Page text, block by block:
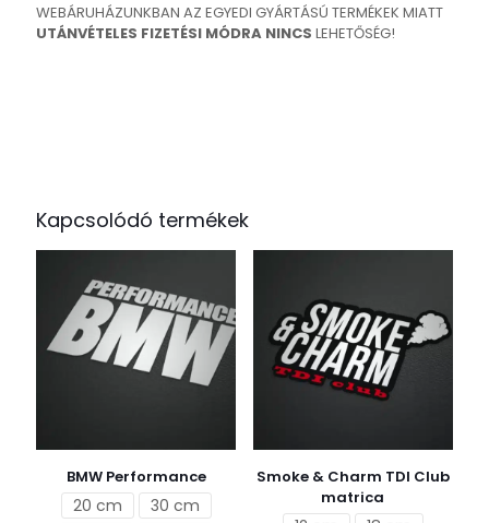
mennyiség
WEBÁRUHÁZUNKBAN AZ EGYEDI GYÁRTÁSÚ TERMÉKEK MIATT
UTÁNVÉTELES FIZETÉSI MÓDRA NINCS LEHETŐSÉG!
Kapcsolódó termékek
BMW Performance
20 cm
30 cm
Smoke & Charm TDI Club
matrica